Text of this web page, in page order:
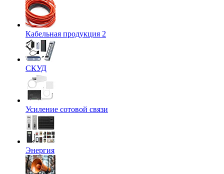
Кабельная продукция 2
СКУД
Усиление сотовой связи
Энергия